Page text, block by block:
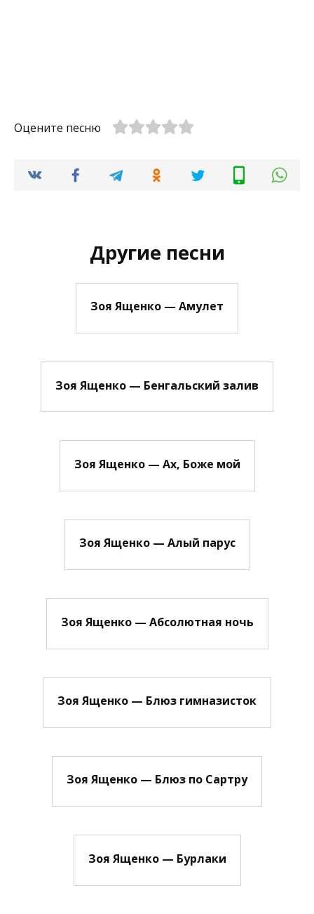
Оцените песню
Другие песни
Зоя Ященко — Амулет
Зоя Ященко — Бенгальский залив
Зоя Ященко — Ах, Боже мой
Зоя Ященко — Алый парус
Зоя Ященко — Абсолютная ночь
Зоя Ященко — Блюз гимназисток
Зоя Ященко — Блюз по Сартру
Зоя Ященко — Бурлаки